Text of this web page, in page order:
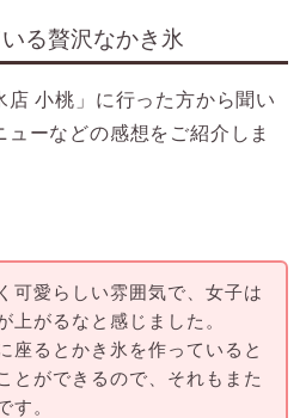
る贅沢なかき氷
店 小桃 」に行った方から聞い
ーなどの感想をご紹介しま
可愛らしい雰囲気で、女子は
上がるなと感じました。
座るとかき氷を作っていると
とができるので、それもまた
す。